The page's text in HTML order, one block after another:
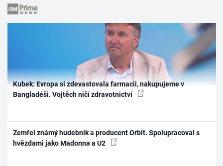
Kubek: Evropa si zdevastovala farmacii, nakupujeme v
Bangladéši. Vojtěch ničí zdravotnictví
Zemřel známý hudebník a producent Orbit. Spolupracoval s
hvězdami jako Madonna a U2